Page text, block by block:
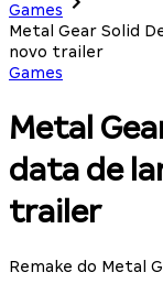
Games
Metal Gear Solid
novo trailer
Games
Metal
data de
trailer
Remake do Metal